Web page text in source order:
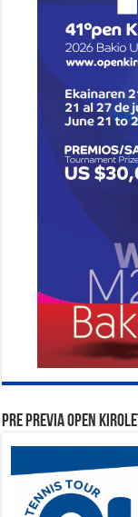
PRE PREVIA OPEN